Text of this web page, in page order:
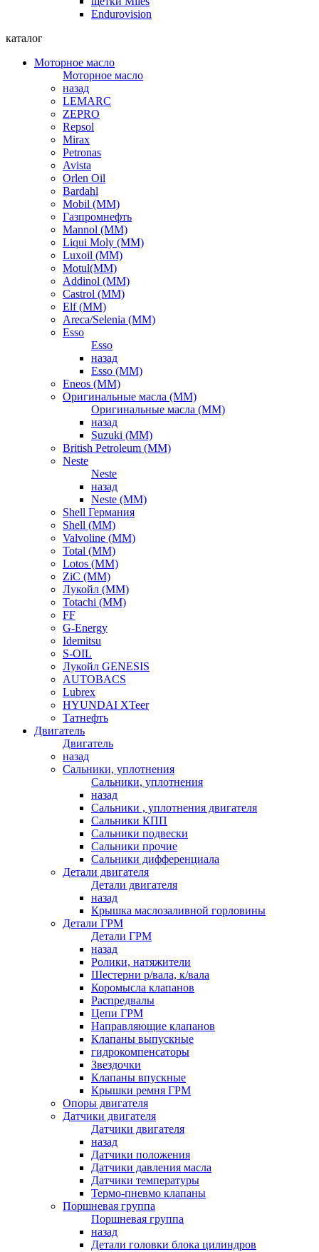
Endurovision
каталог
Моторное масло
Моторное масло
назад
LEMARC
ZEPRO
Repsol
Mirax
Petronas
Avista
Orlen Oil
Bardahl
Mobil (ММ)
Газпромнефть
Mannol (ММ)
Liqui Moly (ММ)
Luxoil (ММ)
Motul(ММ)
Addinol (ММ)
Castrol (ММ)
Elf (ММ)
Areca/Selenia (ММ)
Esso
Esso
назад
Esso (ММ)
Eneos (ММ)
Оригинальные масла (ММ)
Оригинальные масла (ММ)
назад
Suzuki (ММ)
British Petroleum (ММ)
Neste
Neste
назад
Neste (ММ)
Shell Германия
Shell (ММ)
Valvoline (ММ)
Total (ММ)
Lotos (ММ)
ZiC (ММ)
Лукойл (ММ)
Totachi (MM)
FF
G-Energy
Idemitsu
S-OIL
Лукойл GENESIS
AUTOBACS
Lubrex
HYUNDAI XTeer
Татнефть
Двигатель
Двигатель
назад
Сальники, уплотнения
Сальники, уплотнения
назад
Сальники , уплотнения двигателя
Сальники КПП
Сальники подвески
Сальники прочие
Сальники дифференциала
Детали двигателя
Детали двигателя
назад
Крышка маслозаливной горловины
Детали ГРМ
Детали ГРМ
назад
Ролики, натяжители
Шестерни р/вала, к/вала
Коромысла клапанов
Распредвалы
Цепи ГРМ
Направляющие клапанов
Клапаны выпускные
гидрокомпенсаторы
Звездочки
Клапаны впускные
Крышки ремня ГРМ
Опоры двигателя
Датчики двигателя
Датчики двигателя
назад
Датчики положения
Датчики давления масла
Датчики температуры
Термо-пневмо клапаны
Поршневая группа
Поршневая группа
назад
Детали головки блока цилиндров